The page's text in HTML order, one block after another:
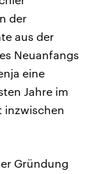
der
aus der
Neuanfangs
eine
Jahre im
inzwischen
Gründung